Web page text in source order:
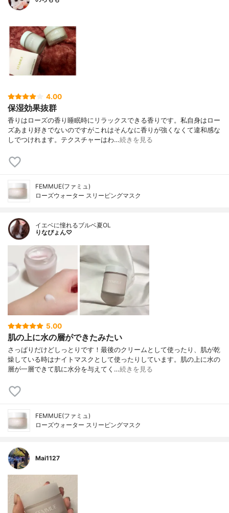
4.00
保湿効果抜群
香りはローズの香り睡眠時にリラックスできる香りです。私自身はロー
ズあまり好きでないのですがこれはそんなに香りが強くなくて違和感な
しでつけれます。テクスチャーはわ…続きを見る
FEMMUE(ファミュ)
ローズウォーター スリーピングマスク
イエベに憧れるブルベ夏OL
りなぴょん♡
5.00
肌の上に水の層ができたみたい
さっぱりだけどしっとりです！最後のクリームとして使ったり、肌が乾
燥している時はナイトマスクとして使ったりしています。肌の上に水の
層が一層できて肌に水分を与えてく…続きを見る
FEMMUE(ファミュ)
ローズウォーター スリーピングマスク
Mai1127